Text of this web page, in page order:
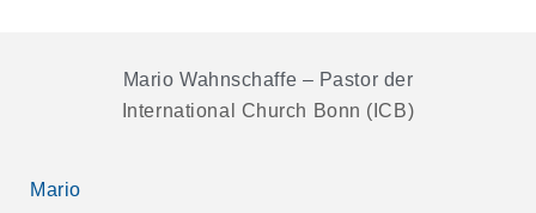
Mario Wahnschaffe – Pastor der
International Church Bonn (ICB)
Mario